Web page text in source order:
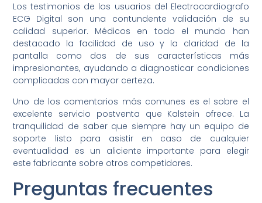
Los testimonios de los usuarios del Electrocardiografo
ECG Digital son una contundente validación de su
calidad superior. Médicos en todo el mundo han
destacado la facilidad de uso y la claridad de la
pantalla como dos de sus características más
impresionantes, ayudando a diagnosticar condiciones
complicadas con mayor certeza.
Uno de los comentarios más comunes es el sobre el
excelente servicio postventa que Kalstein ofrece. La
tranquilidad de saber que siempre hay un equipo de
soporte listo para asistir en caso de cualquier
eventualidad es un aliciente importante para elegir
este fabricante sobre otros competidores.
Preguntas frecuentes